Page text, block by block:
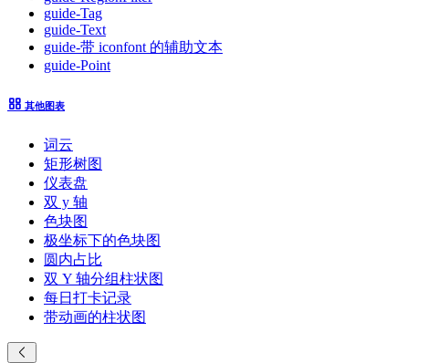
guide-Tag
guide-Text
guide-带 iconfont 的辅助文本
guide-Point
其他图表
词云
矩形树图
仪表盘
双 y 轴
色块图
极坐标下的色块图
圆内占比
双 Y 轴分组柱状图
每日打卡记录
带动画的柱状图